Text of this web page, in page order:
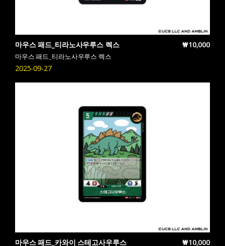
마우스 패드_티라노사우루스 렉스 ₩10,000
마우스 패드_티라노사우루스 렉스
2025-09-27
마우스 패드_카와이 스테고사우루스 ₩10,000